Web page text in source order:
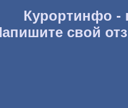
Курортинфо -
свой